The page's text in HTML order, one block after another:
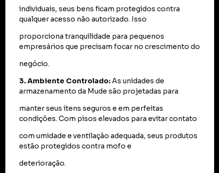
individuais, seus bens ficam protegidos contra
qualquer acesso não autorizado. Isso
proporciona tranquilidade para pequenos
empresários que precisam focar no crescimento do
negócio.
3. Ambiente Controlado:As unidades de
armazenamento da Mude são projetadas para
manter seus itens seguros e em perfeitas
condições. Com pisos elevados para evitar contato
com umidade e ventilação adequada, seus produtos
estão protegidos contra mofo e
deterioração.